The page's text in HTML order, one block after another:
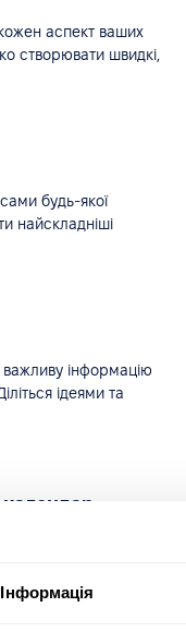
Інформація
аспект ваших
створювати швидкі,
будь-якої
найскладніші
інформацію
ідеями та
побачити, хто з